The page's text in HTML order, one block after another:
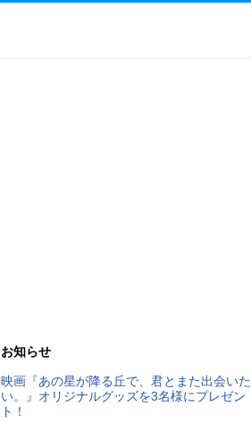
お知らせ
映画『あの星が降る丘で、君とまた出会いた
い。』オリジナルグッズを3名様にプレゼン
ト！